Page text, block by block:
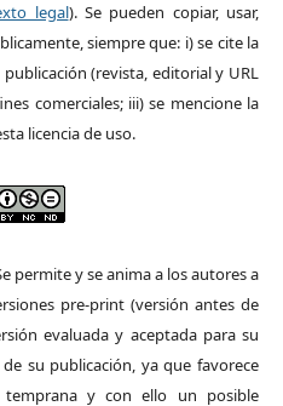
legal). Se pueden copiar, usar,
siempre que: i) se cite la
(revista, editorial y URL
comerciales; iii) se mencione la
licencia de uso.
permite y se anima a los autores a
pre-print (versión antes de
evaluada y aceptada para su
su publicación, ya que favorece
y con ello un posible